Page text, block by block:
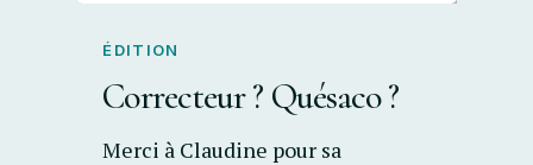
ÉDITION
Correcteur ? Quésaco ?
Merci à Claudine pour sa